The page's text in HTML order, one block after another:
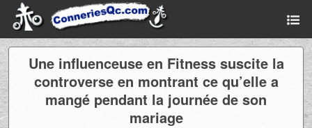
Une influenceuse en Fitness suscite la
controverse en montrant ce qu’elle a
mangé pendant la journée de son
mariage